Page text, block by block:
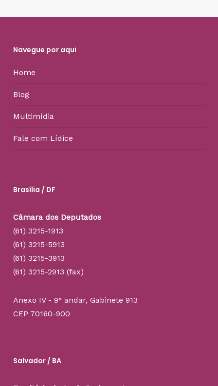
Navegue por aqui
Home
Blog
Multimídia
Fale com Lídice
Brasília / DF
Câmara dos Deputados
(61) 3215-1913
(61) 3215-5913
(61) 3215-3913
(61) 3215-2913 (fax)
Anexo IV - 9° andar, Gabinete 913
CEP 70160-900
Salvador / BA